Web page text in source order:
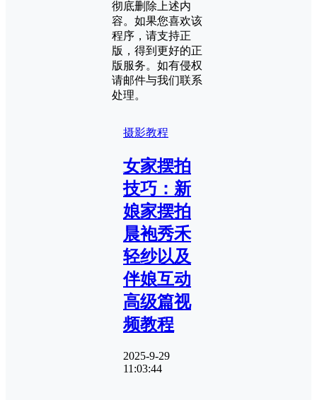
彻底删除上述内
容。如果您喜欢该
程序，请支持正
版，得到更好的正
版服务。如有侵权
请邮件与我们联系
处理。
摄影教程
女家摆拍
技巧：新
娘家摆拍
晨袍秀禾
轻纱以及
伴娘互动
高级篇视
频教程
2025-9-29
11:03:44